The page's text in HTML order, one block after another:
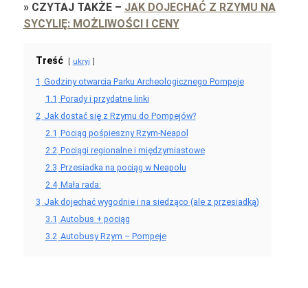
» CZYTAJ TAKŻE– JAK DOJECHAĆ Z RZYMU NA
SYCYLIĘ: MOŻLIWOŚCI I CENY
Treść ukryj
1 Godziny otwarcia Parku Archeologicznego Pompeje
1.1 Porady i przydatne linki
2 Jak dostać się z Rzymu do Pompejów?
2.1 Pociąg pośpieszny Rzym-Neapol
2.2 Pociągi regionalne i międzymiastowe
2.3 Przesiadka na pociąg w Neapolu
2.4 Mała rada:
3 Jak dojechać wygodnie i na siedząco (ale z przesiadką)
3.1 Autobus + pociąg
3.2 Autobusy Rzym – Pompeje